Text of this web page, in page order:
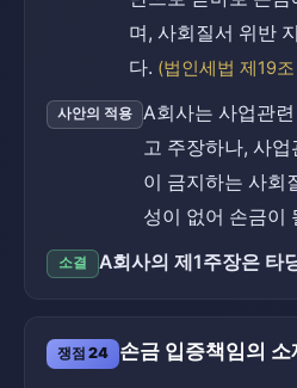
며, 사회질서 위반
다. (법인세법 제19
사안의 적용
A회사는 사업관
고 주장하나, 사
이 금지하는 사회
성이 없어 손금이
소결 A회사의 제1주장은 타
쟁점 24 손금 입증책임의 소